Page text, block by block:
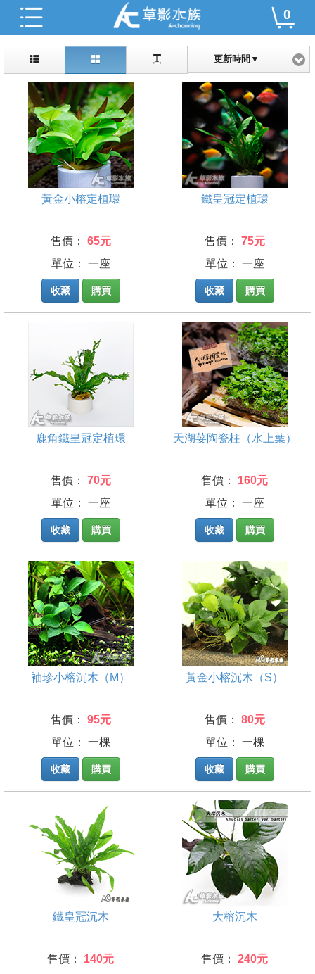
0
更新時間▼
黃金小榕定植環
售價：
65元
單位： 一座
收藏 購買
鐵皇冠定植環
售價：
75元
單位： 一座
收藏 購買
鹿角鐵皇冠定植環
售價：
70元
單位： 一座
收藏 購買
天湖荽陶瓷柱（水上葉）
售價：
160元
單位： 一座
收藏 購買
袖珍小榕沉木（M）
售價：
95元
單位： 一棵
收藏 購買
黃金小榕沉木（S）
售價：
80元
單位： 一棵
收藏 購買
鐵皇冠沉木
售價：
140元
大榕沉木
售價：
240元